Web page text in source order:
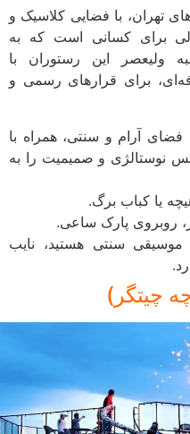
با فضایی کلاسیک و
برای کسانی است که به
این رستوران با
برای قرارهای رسمی و
آرام و سنتی، همراه با
و صمیمیت را به
کباب برگ.
پارک ساعی.
سنتی هستید، نایب